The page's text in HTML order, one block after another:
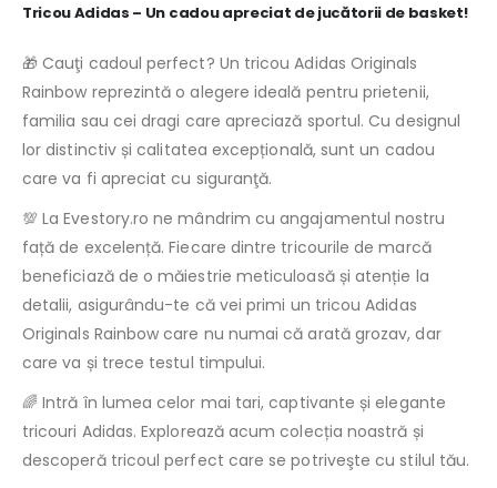
Tricou Adidas – Un cadou apreciat de jucătorii de basket!
🎁 Cauţi cadoul perfect? Un tricou Adidas Originals
Rainbow reprezintă o alegere ideală pentru prietenii,
familia sau cei dragi care apreciază sportul. Cu designul
lor distinctiv și calitatea excepțională, sunt un cadou
care va fi apreciat cu siguranţă.
💯 La Evestory.ro ne mândrim cu angajamentul nostru
față de excelență. Fiecare dintre tricourile de marcă
beneficiază de o măiestrie meticuloasă și atenție la
detalii, asigurându-te că vei primi un tricou Adidas
Originals Rainbow care nu numai că arată grozav, dar
care va și trece testul timpului.
🌈 Intră în lumea celor mai tari, captivante și elegante
tricouri Adidas. Explorează acum colecția noastră și
descoperă tricoul perfect care se potriveşte cu stilul tău.